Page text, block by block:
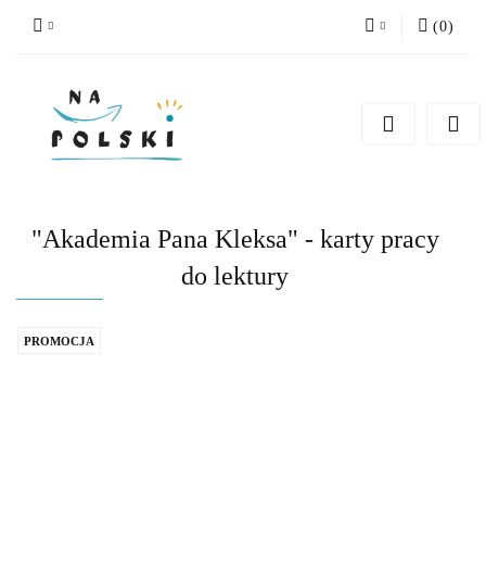
Zarejestruj się
(0)
"Akademia Pana Kleksa" - karty pracy
do lektury
PROMOCJA